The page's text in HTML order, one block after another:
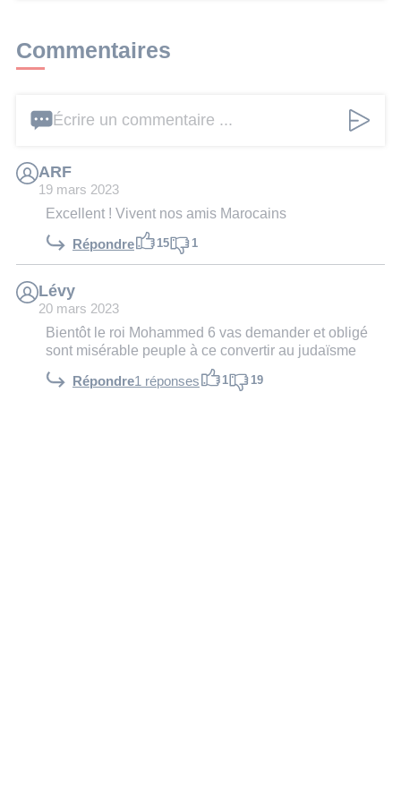
Commentaires
Écrire un commentaire ...
ARF
19 mars 2023
Excellent ! Vivent nos amis Marocains
Répondre 15 1
Lévy
20 mars 2023
Bientôt le roi Mohammed 6 vas demander et obligé
sont misérable peuple à ce convertir au judaïsme
Répondre1 réponses 1 19